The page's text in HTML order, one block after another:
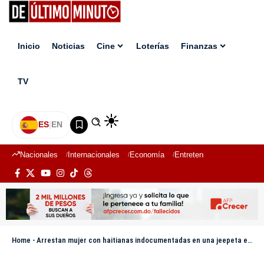
Inicio Noticias Cine Loterías Finanzas
TV
ES|EN
Nacionales Internacionales Economía Entretenimiento
Home - Arrestan mujer con haitianas indocumentadas en una jeepeta en San Juan de la Maguana